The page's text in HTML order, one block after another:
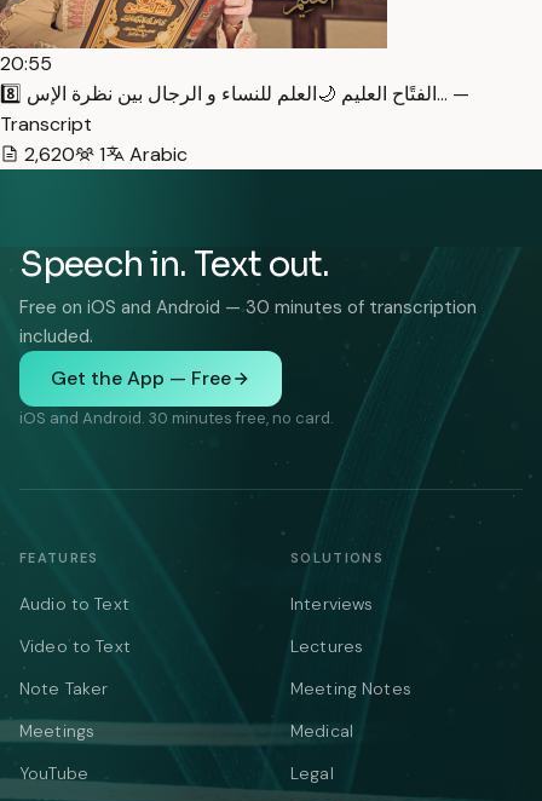
20:55
8️⃣ الفتًاح العليم 🌙العلم للنساء و الرجال بين نظرة الإس… —
Transcript
2,620
1 Arabic
Speech in. Text out.
Free on iOS and Android — 30 minutes of transcription
included.
Get the App — Free
iOS and Android. 30 minutes free, no card.
FEATURES
Audio to Text
Video to Text
Note Taker
Meetings
YouTube
SOLUTIONS
Interviews
Lectures
Meeting Notes
Medical
Legal